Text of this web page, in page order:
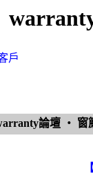
戶
論壇 ‧ 窗